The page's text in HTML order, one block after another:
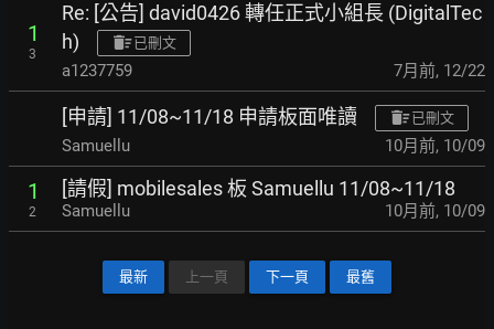
1
3
Re: [公告] david0426 轉任正式小組長 (DigitalTec
h)
已刪文
a1237759 7月前, 12/22
[申請] 11/08~11/18 申請板面唯讀 已刪文
Samuellu 10月前, 10/09
1
2
[請假] mobilesales 板 Samuellu 11/08~11/18
Samuellu 10月前, 10/09
最新 上一頁 下一頁 最舊